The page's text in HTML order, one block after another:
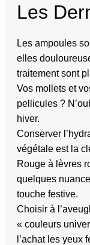
Les
Les ampoules
elles
traitement sont
Vos mollets et
pellicules ?
hiver.
Conserver
végétale est la
Rouge à lèvres
quelques
touche festive.
Choisir à
« couleurs
l’achat les yeux